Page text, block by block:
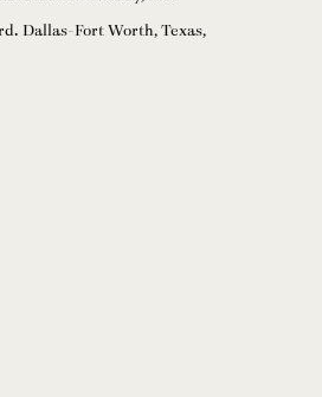
Dallas-Fort Worth, Texas,